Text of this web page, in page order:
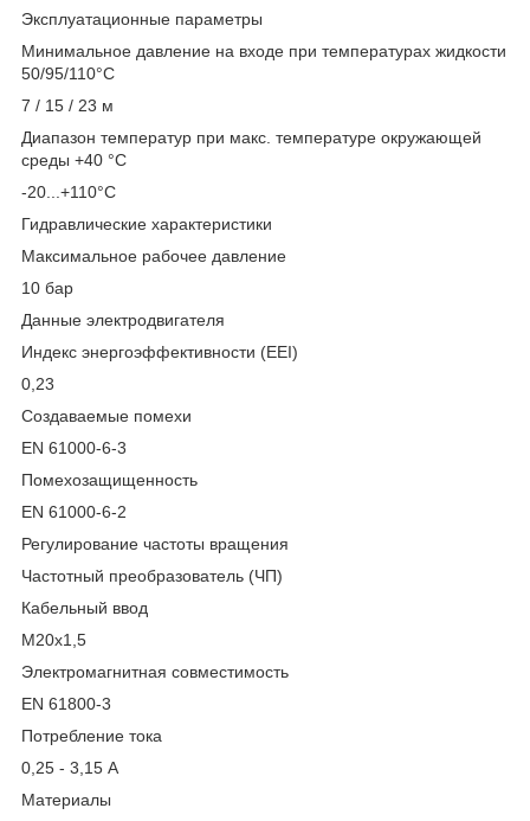
Эксплуатационные параметры
Минимальное давление на входе при температурах жидкости
50/95/110°C
7 / 15 / 23 м
Диапазон температур при макс. температуре окружающей
среды +40 °C
-20...+110°C
Гидравлические характеристики
Максимальное рабочее давление
10 бар
Данные электродвигателя
Индекс энергоэффективности (EEI)
0,23
Создаваемые помехи
EN 61000-6-3
Помехозащищенность
EN 61000-6-2
Регулирование частоты вращения
Частотный преобразователь (ЧП)
Кабельный ввод
M20x1,5
Электромагнитная совместимость
EN 61800-3
Потребление тока
0,25 - 3,15 A
Материалы